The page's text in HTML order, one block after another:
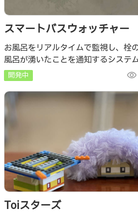
スマートバスウォッチャー
お風呂をリアルタイムで監視し、栓
風呂が湧いたことを通知するシステ
は、ESP32やセンサーを活用してス
ユーザーに効率的なライフを提供しま
開発中 visibility
Toiスターズ